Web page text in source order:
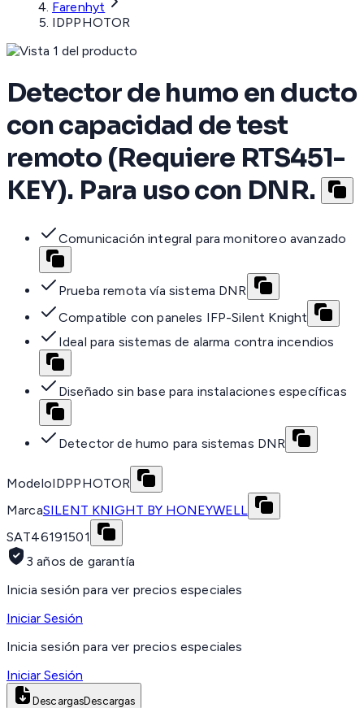
Farenhyt
IDPPHOTOR
Detector de humo en ducto
con capacidad de test
remoto (Requiere RTS451-
KEY). Para uso con DNR.
Comunicación integral para monitoreo avanzado
Prueba remota vía sistema DNR
Compatible con paneles IFP-Silent Knight
Ideal para sistemas de alarma contra incendios
Diseñado sin base para instalaciones específicas
Detector de humo para sistemas DNR
ModeloIDPPHOTOR
MarcaSILENT KNIGHT BY HONEYWELL
SAT46191501
3 años de garantía
Inicia sesión para ver precios especiales
Iniciar Sesión
Inicia sesión para ver precios especiales
Iniciar Sesión
DescargasDescargas